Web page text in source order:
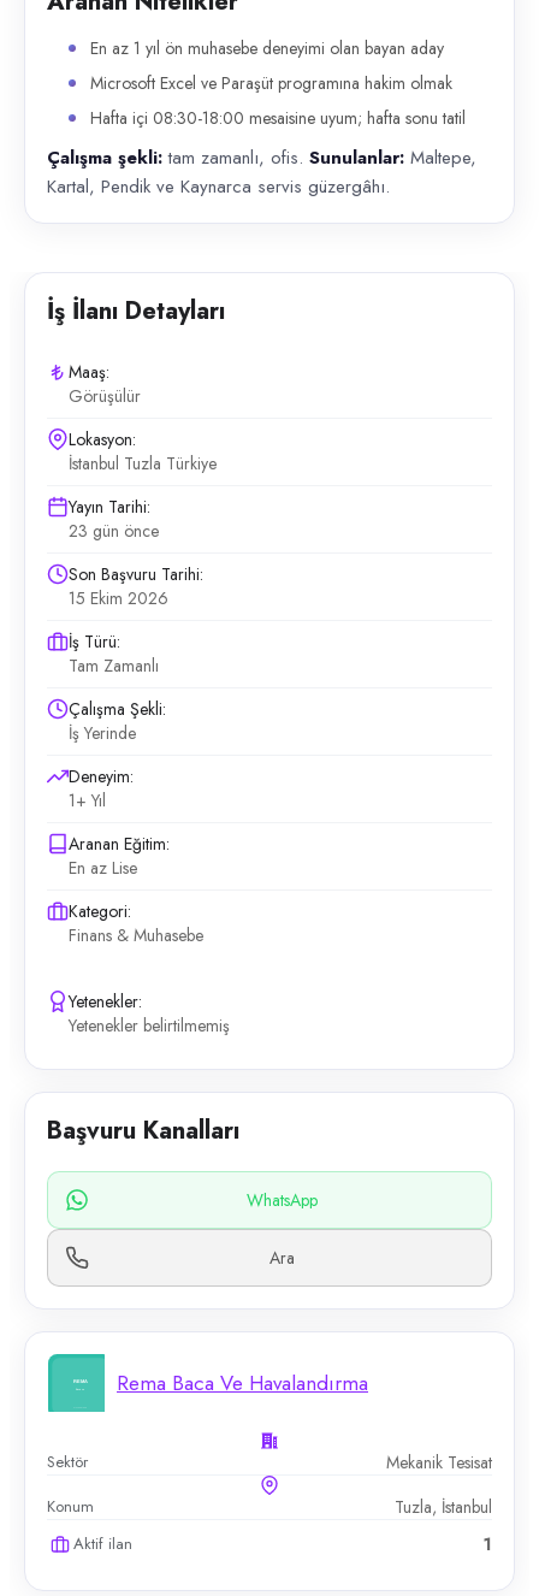
En az 1 yıl ön muhasebe deneyimi olan bayan aday
Microsoft Excel ve Paraşüt programına hakim olmak
Hafta içi 08:30-18:00 mesaisine uyum; hafta sonu tatil
Çalışma şekli:tam zamanlı, ofis. Sunulanlar: Maltepe,
Kartal, Pendik ve Kaynarca servis güzergâhı.
İş İlanı Detayları
Maaş:
Görüşülür
Lokasyon:
İstanbul Tuzla Türkiye
Yayın Tarihi:
23 gün önce
Son Başvuru Tarihi:
15 Ekim 2026
İş Türü:
Tam Zamanlı
Çalışma Şekli:
İş Yerinde
Deneyim:
1+ Yıl
Aranan Eğitim:
En az Lise
Kategori:
Finans & Muhasebe
Yetenekler:
Yetenekler belirtilmemiş
Başvuru Kanalları
WhatsApp
Ara
Rema Baca Ve Havalandırma
Sektör Mekanik Tesisat
Konum Tuzla, İstanbul
Aktif ilan 1